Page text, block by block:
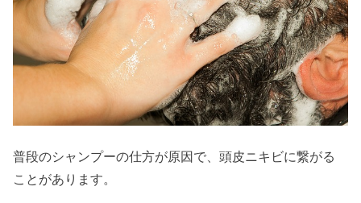
普段のシャンプーの仕方が原因で、頭皮ニキビに繋がる
ことがあります。